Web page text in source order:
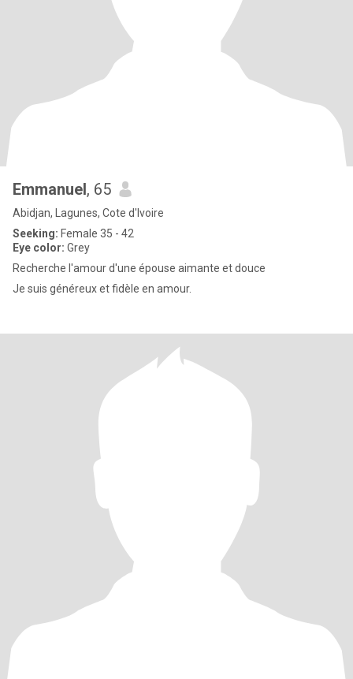
Emmanuel, 65
Abidjan, Lagunes, Cote d'Ivoire
Seeking: Female 35 - 42
Eye color: Grey
Recherche l'amour d'une épouse aimante et douce
Je suis généreux et fidèle en amour.